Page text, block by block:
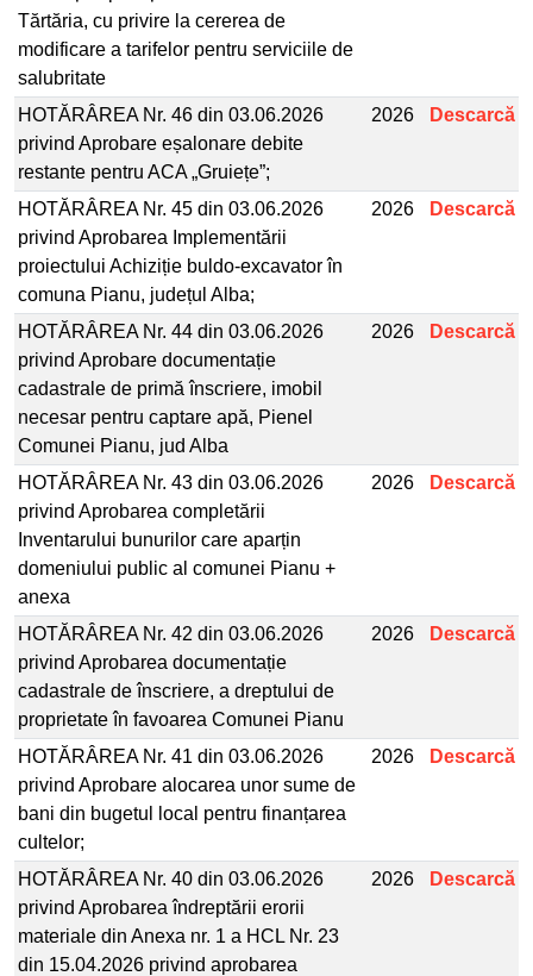
Tărtăria, cu privire la cererea de
modificare a tarifelor pentru serviciile de
salubritate
HOTĂRÂREA Nr. 46 din 03.06.2026
privind Aprobare eșalonare debite
restante pentru ACA „Gruiețe”;
2026 Descarcă
HOTĂRÂREA Nr. 45 din 03.06.2026
privind Aprobarea Implementării
proiectului Achiziție buldo-excavator în
comuna Pianu, județul Alba;
2026 Descarcă
HOTĂRÂREA Nr. 44 din 03.06.2026
privind Aprobare documentație
cadastrale de primă înscriere, imobil
necesar pentru captare apă, Pienel
Comunei Pianu, jud Alba
2026 Descarcă
HOTĂRÂREA Nr. 43 din 03.06.2026
privind Aprobarea completării
Inventarului bunurilor care aparțin
domeniului public al comunei Pianu +
anexa
2026 Descarcă
HOTĂRÂREA Nr. 42 din 03.06.2026
privind Aprobarea documentație
cadastrale de înscriere, a dreptului de
proprietate în favoarea Comunei Pianu
2026 Descarcă
HOTĂRÂREA Nr. 41 din 03.06.2026
privind Aprobare alocarea unor sume de
bani din bugetul local pentru finanțarea
cultelor;
2026 Descarcă
HOTĂRÂREA Nr. 40 din 03.06.2026
privind Aprobarea îndreptării erorii
materiale din Anexa nr. 1 a HCL Nr. 23
din 15.04.2026 privind aprobarea
2026 Descarcă